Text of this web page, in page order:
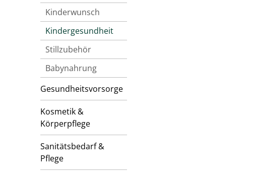
Kinderwunsch
Kindergesundheit
Stillzubehör
Babynahrung
Gesundheitsvorsorge
Kosmetik &
Körperpflege
Sanitätsbedarf &
Pflege